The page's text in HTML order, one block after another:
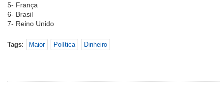
5- França
6- Brasil
7- Reino Unido
Tags: Maior Política Dinheiro